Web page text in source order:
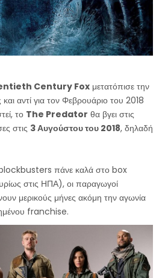
Century Fox μετατόπισε την
αντί για τον Φεβρουάριο του 2018
το The Predator θα βγει στις
στις 3 Αυγούστου του 2018, δηλαδή
blockbusters πάνε καλά στο box
στις ΗΠΑ), οι παραγωγοί
μερικούς μήνες ακόμη την αγωνία
franchise.